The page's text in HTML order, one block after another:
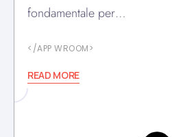
fondamentale per…
APP WROOM
READ MORE